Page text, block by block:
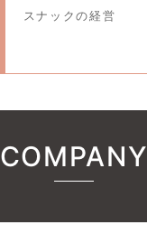
スナックの経営
COMPANY